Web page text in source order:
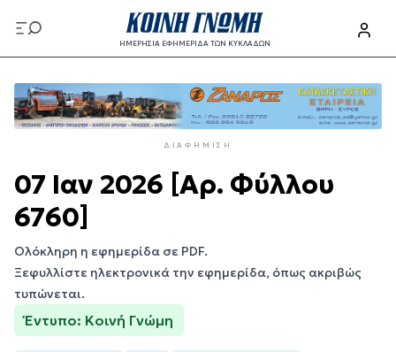
προς
το
περιεχόμενο
ΗΜΕΡΗΣΙΑ ΕΦΗΜΕΡΙΔΑ ΤΩΝ ΚΥΚΛΑΔΩΝ
προς
το
κυρίως
ΔΙΑΦΉΜΙΣΗ
07 Ιαν 2026 [Αρ. Φύλλου
6760]
Ολόκληρη η εφημερίδα σε PDF.
Ξεφυλλίστε ηλεκτρονικά την εφημερίδα, όπως ακριβώς
τυπώνεται.
Έντυπο: Κοινή Γνώμη